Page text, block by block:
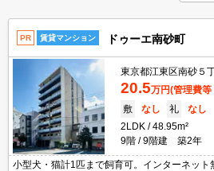
PR 賃貸マンション ドゥーエ南砂町
東京都江東区南砂５
20.5万円(管理費
敷
なし 礼
なし
2LDK
48.95m²
9階
9階建 築2年
小型犬・猫計1匹まで飼育可。インターネット